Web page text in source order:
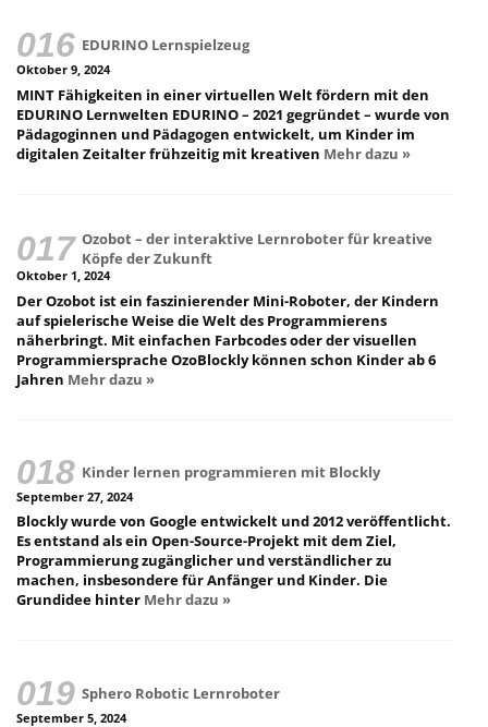
EDURINO Lernspielzeug
Oktober 9, 2024
MINT Fähigkeiten in einer virtuellen Welt fördern mit den
EDURINO Lernwelten EDURINO – 2021 gegründet – wurde von
Pädagoginnen und Pädagogen entwickelt, um Kinder im
digitalen Zeitalter frühzeitig mit kreativen Mehr dazu »
Ozobot – der interaktive Lernroboter für kreative
Köpfe der Zukunft
Oktober 1, 2024
Der Ozobot ist ein faszinierender Mini-Roboter, der Kindern
auf spielerische Weise die Welt des Programmierens
näherbringt. Mit einfachen Farbcodes oder der visuellen
Programmiersprache OzoBlockly können schon Kinder ab 6
Jahren Mehr dazu »
Kinder lernen programmieren mit Blockly
September 27, 2024
Blockly wurde von Google entwickelt und 2012 veröffentlicht.
Es entstand als ein Open-Source-Projekt mit dem Ziel,
Programmierung zugänglicher und verständlicher zu
machen, insbesondere für Anfänger und Kinder. Die
Grundidee hinter Mehr dazu »
Sphero Robotic Lernroboter
September 5, 2024